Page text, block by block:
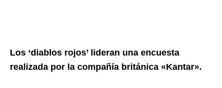
Los ‘diablos rojos’ lideran una encuesta
realizada por la compañía británica «Kantar».